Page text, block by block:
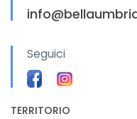
Seguici
TERRITORIO